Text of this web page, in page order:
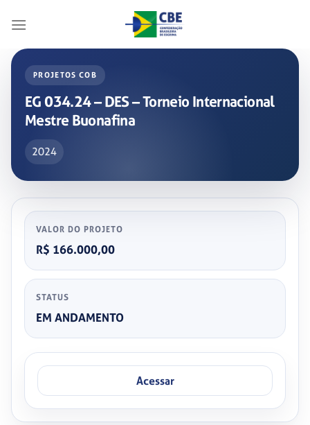
PROJETOS COB
EG 034.24 – DES – Torneio Internacional
Mestre Buonafina
2024
VALOR DO PROJETO
R$ 166.000,00
STATUS
EM ANDAMENTO
Acessar